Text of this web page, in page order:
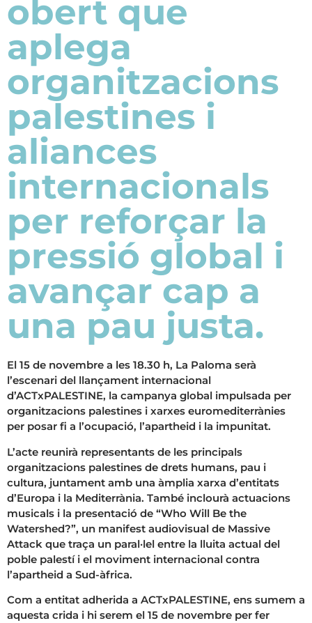
obert que
aplega
organitzacions
palestines i
aliances
internacionals
per reforçar la
pressió global i
avançar cap a
una pau justa.
El 15 de novembre a les 18.30 h, La Paloma serà
l’escenari del llançament internacional
d’ACTxPALESTINE, la campanya global impulsada per
organitzacions palestines i xarxes euromediterrànies
per posar fi a l’ocupació, l’apartheid i la impunitat.
L’acte reunirà representants de les principals
organitzacions palestines de drets humans, pau i
cultura, juntament amb una àmplia xarxa d’entitats
d’Europa i la Mediterrània. També inclourà actuacions
musicals i la presentació de “Who Will Be the
Watershed?”, un manifest audiovisual de Massive
Attack que traça un paral·lel entre la lluita actual del
poble palestí i el moviment internacional contra
l’apartheid a Sud-àfrica.
Com a entitat adherida a ACTxPALESTINE, ens sumem a
aquesta crida i hi serem el 15 de novembre per fer